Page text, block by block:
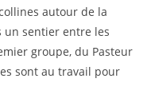
autour de la
un sentier entre les
groupe, du Pasteur
sont au travail pour